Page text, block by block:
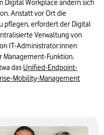
Digital Workplace ändern sich
Anstatt vor Ort die
pflegen, erfordert der Digital
Verwaltung von
IT-Administrator:innen
Management-Funktion.
das Unified-Endpoint-
Mobility-Management